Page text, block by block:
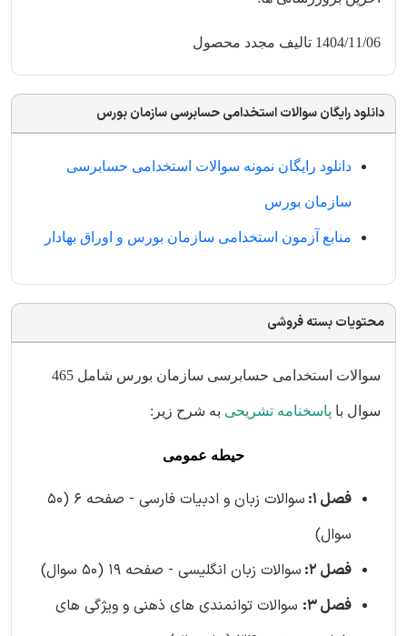
1404/11/06 تالیف مجدد محصول
دانلود رایگان سوالات استخدامی حسابرسی سازمان بورس
دانلود رایگان نمونه سوالات استخدامی حسابرسی
سازمان بورس
منابع آزمون استخدامی سازمان بورس و اوراق بهادار
محتویات بسته فروشی
سوالات استخدامی حسابرسی سازمان بورس شامل 465
سوال با پاسخنامه تشریحی به شرح زیر:
حیطه عمومی
فصل 1:
سوالات زبان و ادبیات فارسی - صفحه 6 (50
سوال)
فصل 2:
سوالات زبان انگلیسی - صفحه 19 (50 سوال)
فصل 3:
سوالات توانمندی های ذهنی و ویژگی های